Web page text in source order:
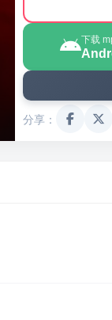
下载
分享：